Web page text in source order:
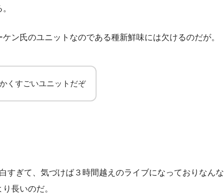
ン氏のユニットなのである種新鮮味には欠けるのだが。
くすごいユニットだぞ
すぎて、気づけば３時間越えのライブになっておりなんな
長いのだ。